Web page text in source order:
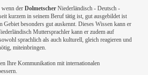
der Dolmetscher Niederländisch - Deutsch -
kurzem in seinem Beruf tätig ist, gut ausgebildet ist
Gebiet besonders gut auskennt. Dieses Wissen kann er
Muttersprachler kann er zudem auf
sprachlich als auch kulturell, gleich reagieren und
miteinbringen.
Ihre Kommunikation mit internationalen